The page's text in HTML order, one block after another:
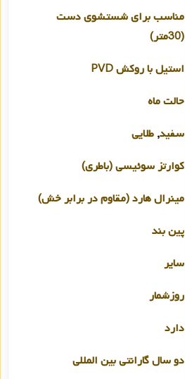
مناسب برای شستشوی دست
(30متر)
استیل با روکش PVD
حالت ماه
سفید, طلایی
کوارتز سوئیسی (باطری)
مینرال هارد (مقاوم در برابر خش)
پین بند
سایر
روزشمار
دارد
دو سال گارانتی بین المللی